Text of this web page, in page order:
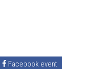
Facebook event